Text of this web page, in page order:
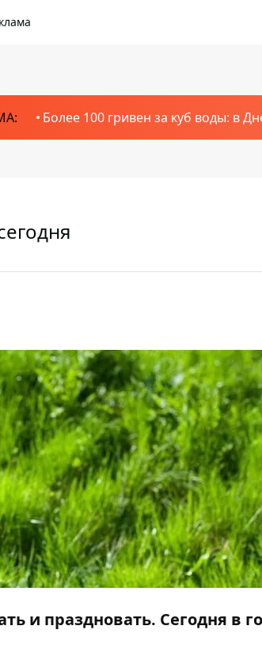
Более 100 гривен за куб воды: в
и праздновать. Сегодня в